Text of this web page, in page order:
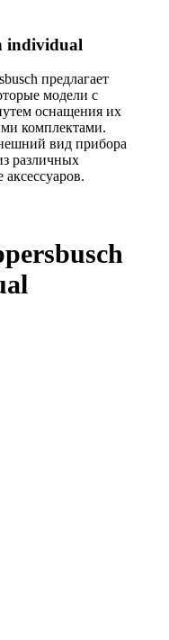
individual
предлагает
модели с
оснащения их
комплектами.
вид прибора
различных